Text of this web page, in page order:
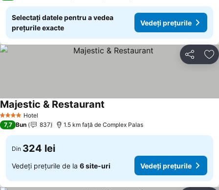
Selectați datele pentru a vedea
prețurile exacte
Vedeți prețurile
Distribuiți
4 Stele Hotel
Majestic & Restaurant
7,7 Bun 837 1.5 km faţă de Complex Palas
Din 324 lei
Vedeți prețurile de la 6 site-uri Vedeți prețurile